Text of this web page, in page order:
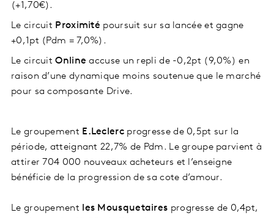
(+1,70€).
Le circuit Proximité poursuit sur sa lancée et gagne
+0,1pt (Pdm = 7,0%).
Le circuitOnlineaccuse un repli de -0,2pt (9,0%) en
raison d’une dynamique moins soutenue que le marché
pour sa composante Drive.
Le groupement E.Leclerc progresse de 0,5pt sur la
période, atteignant 22,7% de Pdm. Le groupe parvient à
attirer 704 000 nouveaux acheteurs et l’enseigne
bénéficie de la progression de sa cote d’amour.
Le groupement les Mousquetaires progresse de 0,4pt,